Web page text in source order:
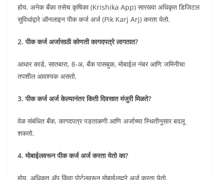
होय. अनेक बँका तसेच कृषिका (Krishika App) सारख्या अधिकृत डिजिटल
सुविधांद्वारे ऑनलाइन पीक कर्ज अर्ज (Pik Karj Arj) करता येतो.
2. पीक कर्ज अर्जासाठी कोणती कागदपत्रे लागतात?
आधार कार्ड, सातबारा, 8-अ, बँक पासबुक, मोबाईल नंबर आणि जमिनीचा
तपशील आवश्यक असतो.
3. पीक कर्ज अर्ज केल्यानंतर किती दिवसात मंजुरी मिळते?
वेळ संबंधित बँक, कागदपत्र पडताळणी आणि अर्जाच्या स्थितीनुसार बदलू
शकतो.
4. मोबाईलवरून पीक कर्ज अर्ज करता येतो का?
होय. अधिकृत ॲप किंवा पोर्टलवरून मोबाईलद्वारे अर्ज करता येतो.